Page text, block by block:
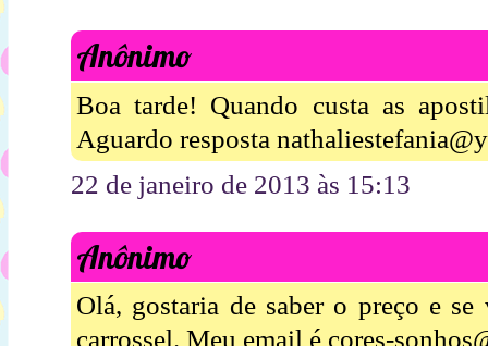
Anônimo
Boa tarde! Quando custa as
Aguardo resposta
22 de janeiro de 2013 às 15:13
Anônimo
Olá, gostaria de saber o preço e
carrossel. Meu email é cores-